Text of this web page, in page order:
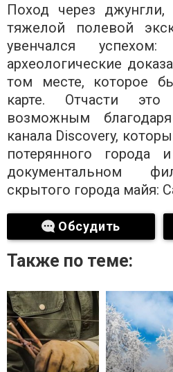
Поход через джунгли,
тяжелой полевой
увенчался
археологические
том месте, которое
карте. Отчасти
возможным
канала Discovery,
потерянного города
документальном
скрытого города майя:
Обсудить
Также по теме: